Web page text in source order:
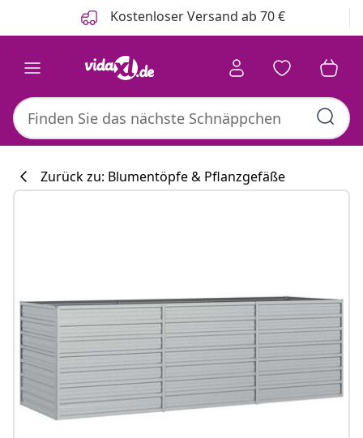
Kostenloser Versand ab 70 €
Zurück zu: Blumentöpfe & Pflanzgefäße